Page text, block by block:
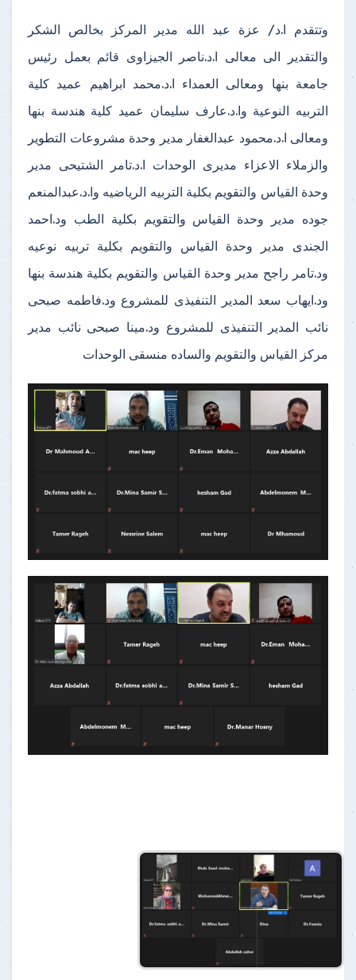
وتتقدم ا.د/ عزة عبد الله مدير المركز بخالص الشكر
والتقدير الى معالى ا.د.ناصر الجيزاوى قائم بعمل رئيس
جامعة بنها ومعالى العمداء ا.د.محمد ابراهيم عميد كلية
التربيه النوعية وا.د.عارف سليمان عميد كلية هندسة بنها
ومعالى ا.د.محمود عبدالغفار مدير وحدة مشروعات التطوير
والزملاء الاعزاء مديرى الوحدات ا.د.تامر الشتيحى مدير
وحدة القياس والتقويم بكلية التربيه الرياضيه وا.د.عبدالمنعم
جوده مدير وحدة القياس والتقويم بكلية الطب ود.احمد
الجندى مدير وحدة القياس والتقويم بكلية تربيه نوعيه
ود.تامر راجح مدير وحدة القياس والتقويم بكلية هندسة بنها
ود.ايهاب سعد المدير التنفيذى للمشروع ود.فاطمه صبحى
نائب المدير التنفيذى للمشروع ود.مينا صبحى نائب مدير
مركز القياس والتقويم والساده منسقى الوحدات